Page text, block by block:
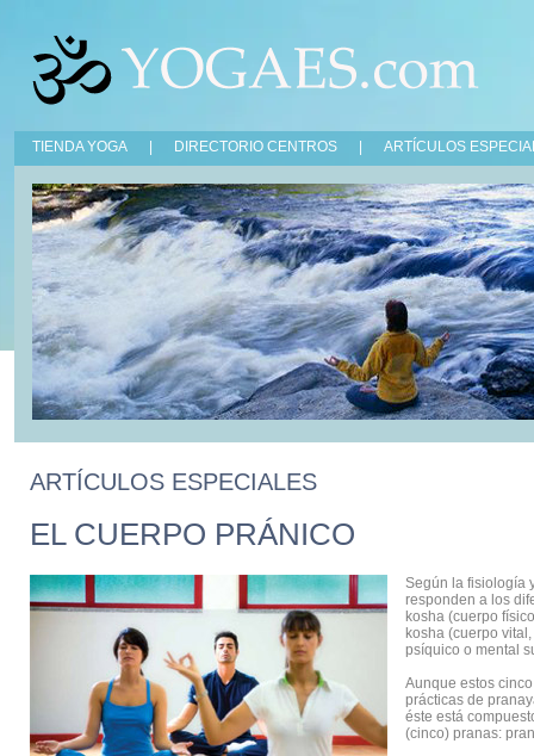
TIENDA YOGA DIRECTORIO CENTROS ARTÍCULOS
ARTÍCULOS ESPECIALES
EL CUERPO PRÁNICO
Según la fisiología
responden a los
kosha (cuerpo
kosha (cuerpo
psíquico o mental
Aunque estos
prácticas de
éste está
(cinco) pranas: